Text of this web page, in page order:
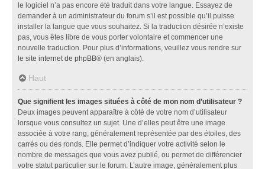
le logiciel n’a pas encore été traduit dans votre langue. Essayez de
demander à un administrateur du forum s’il est possible qu’il puisse
installer la langue que vous souhaitez. Si la traduction désirée n’existe
pas, vous êtes libre de vous porter volontaire et commencer une
nouvelle traduction. Pour plus d’informations, veuillez vous rendre sur
le site internet de phpBB® (en anglais).
Haut
Que signifient les images situées à côté de mon nom d’utilisateur ?
Deux images peuvent apparaître à côté de votre nom d’utilisateur
lorsque vous consultez un sujet. Une d’elles peut être une image
associée à votre rang, généralement représentée par des étoiles, des
carrés ou des ronds. Elle permet d’indiquer votre activité selon le
nombre de messages que vous avez publié, ou permet de différencier
votre statut particulier sur le forum. L’autre image, généralement plus